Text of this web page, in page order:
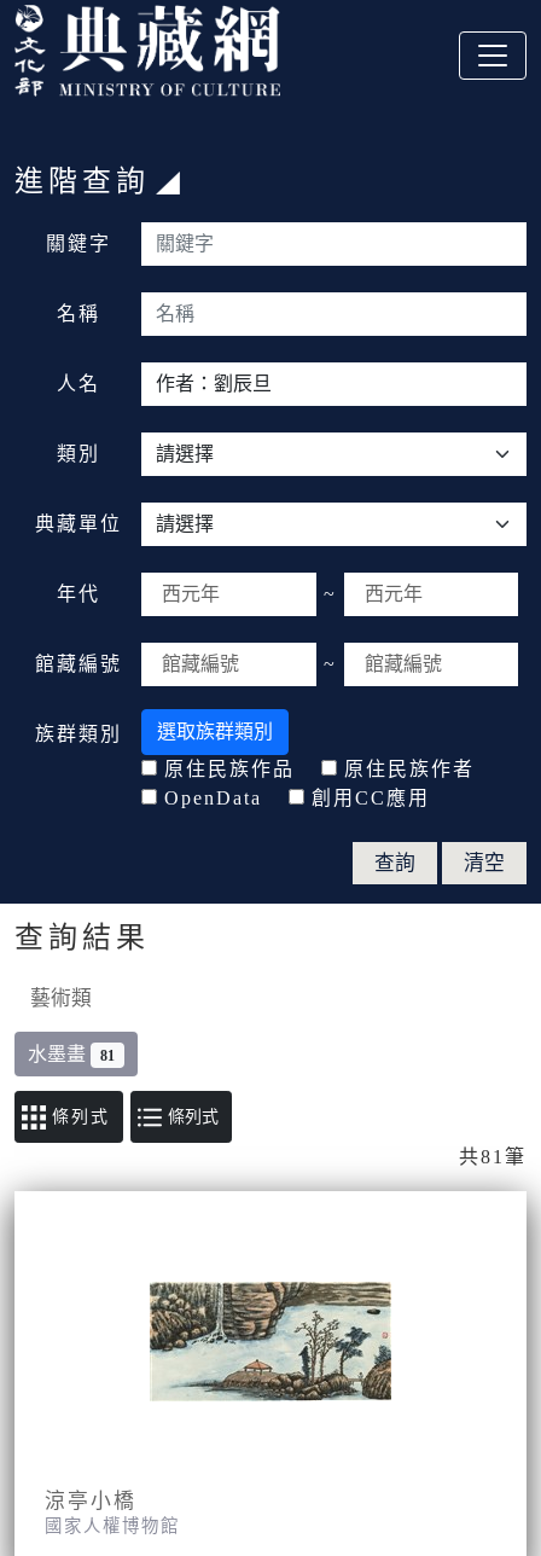
跳到主要內容
:::
:::
進階查詢
關鍵字
名稱
人名
類別
典藏單位
年代 ~
館藏編號 ~
族群類別
選取族群類別
原住民族作品
原住民族作者
OpenData
創用CC應用
查詢結果
藝術類
水墨畫 81
條列式
共81筆
涼亭小橋
國家人權博物館